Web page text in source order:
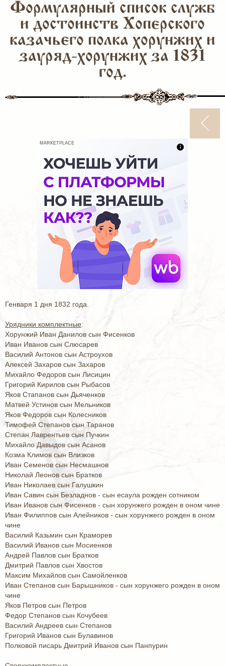
Формулярный список служб
и достоинств Хоперского
казачьего полка хорунжих и
зауряд-хорунжих за 1831
год.
MARKETPLACE
Генваря 1 дня 1832 года.
Урядники комплектные:
Хорунжий Иван Данилов сын Фисенков
Иван Иванов сын Слюсарев
Василий Антонов сын Астроухов
Алексей Захаров сын Захаров
Михайло Федоров сын Лисицин
Григорий Кирилов сын Рыбасов
Яков Стапанов сын Дьяченков
Матвей Устинов сын Мельников
Яков Федоров сын Колесников
Тимофей Степанов сын Таранов
Степан Лаврентьев сын Пучкин
Михайло Давыдов сын Асанов
Козма Климов сын Влизков
Иван Семенов сын Несмашнов
Николай Леонов сын Братков
Иван Николаев сын Галушкин
Иван Савин сын Безладнов - сын есаула рожден сотником
Иван Иванов сын Фисенков - сын хорунжего рожден в оном чине
Иван Филиппов сын Алейников - сын хорунжего рожден в оном
чине
Василий Казьмин сын Краморев
Василий Иванов сын Мосиенков
Андрей Павлов сын Братков
Дмитрий Павлов сын Хвостов
Максим Михайлов сын Самойленков
Иван Степанов сын Барышников - сын хорунжего рожден в оном
чине
Яков Петров сын Петров
Федор Степанов сын Кочубеев
Василий Андреев сын Степанов
Григорий Иванов сын Булавинов
Полковой писарь Дмитрий Иванов сын Панпурин